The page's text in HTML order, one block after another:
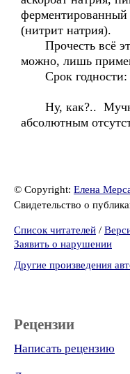
ферментированный
(нитрит натрия).
Прочесть всё
можно, лишь
Срок годности:
Ну, как?..
абсолютным
© Copyright: Елена
Свидетельство о
Список читателей /
Заявить о нарушении
Другие произведения
Рецензии
Написать рецензию